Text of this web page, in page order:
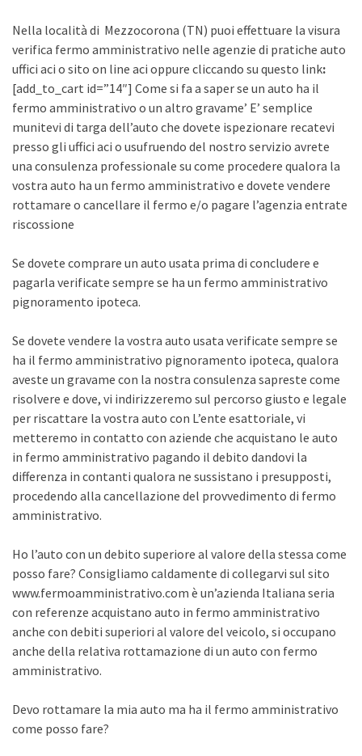
Nella località di Mezzocorona (TN) puoi effettuare la visura
verifica fermo amministrativo nelle agenzie di pratiche auto
uffici aci o sito on line aci oppure cliccando su questo link:
[add_to_cart id=”14″] Come si fa a saper se un auto ha il
fermo amministrativo o un altro gravame’ E’ semplice
munitevi di targa dell’auto che dovete ispezionare recatevi
presso gli uffici aci o usufruendo del nostro servizio avrete
una consulenza professionale su come procedere qualora la
vostra auto ha un fermo amministrativo e dovete vendere
rottamare o cancellare il fermo e/o pagare l’agenzia entrate
riscossione
Se dovete comprare un auto usata prima di concludere e
pagarla verificate sempre se ha un fermo amministrativo
pignoramento ipoteca.
Se dovete vendere la vostra auto usata verificate sempre se
ha il fermo amministrativo pignoramento ipoteca, qualora
aveste un gravame con la nostra consulenza sapreste come
risolvere e dove, vi indirizzeremo sul percorso giusto e legale
per riscattare la vostra auto con L’ente esattoriale, vi
metteremo in contatto con aziende che acquistano le auto
in fermo amministrativo pagando il debito dandovi la
differenza in contanti qualora ne sussistano i presupposti,
procedendo alla cancellazione del provvedimento di fermo
amministrativo.
Ho l’auto con un debito superiore al valore della stessa come
posso fare? Consigliamo caldamente di collegarvi sul sito
www.fermoamministrativo.com è un’azienda Italiana seria
con referenze acquistano auto in fermo amministrativo
anche con debiti superiori al valore del veicolo, si occupano
anche della relativa rottamazione di un auto con fermo
amministrativo.
Devo rottamare la mia auto ma ha il fermo amministrativo
come posso fare?